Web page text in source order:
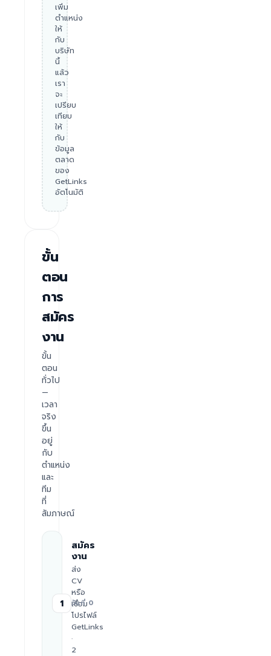
เพิ่ม
ตำแหน่ง
ให้
กับ
บริษัท
นี้
แล้ว
เรา
จะ
เปรียบ
เทียบ
ให้
กับ
ข้อมูล
ตลาด
ของ
GetLinks
อัตโนมัติ
ขั้น
ตอน
การ
สมัคร
งาน
ขั้น
ตอน
ทั่วไป
—
เวลา
จริง
ขึ้น
อยู่
กับ
ตำแหน่ง
และ
ทีม
ที่
สัมภาษณ์
1
สมัคร
งาน
ส่ง
CV
หรือ
เชื่อม
โปรไฟล์
GetLinks
·
2
วันที่ 0